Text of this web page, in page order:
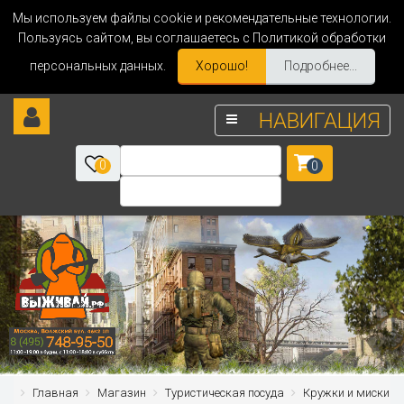
Мы используем файлы cookie и рекомендательные технологии.
Пользуясь сайтом, вы соглашаетесь с Политикой обработки
персональных данных.
Хорошо! Подробнее...
НАВИГАЦИЯ
0 0
Главная Магазин Туристическая посуда Кружки и миски